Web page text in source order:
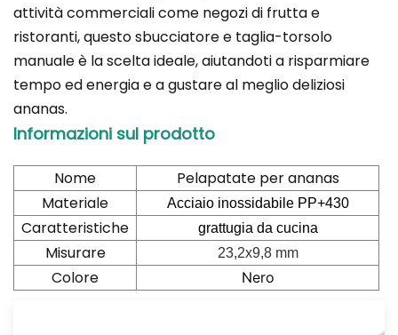
attività commerciali come negozi di frutta e
ristoranti, questo sbucciatore e taglia-torsolo
manuale è la scelta ideale, aiutandoti a risparmiare
tempo ed energia e a gustare al meglio deliziosi
ananas.
Informazioni sul prodotto
Nome
Pelapatate per ananas
Materiale
Acciaio inossidabile PP+430
Caratteristiche grattugia da cucina
Misurare 23,2x9,8 mm
Colore Nero